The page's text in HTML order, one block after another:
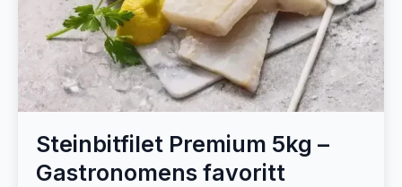
Steinbitfilet Premium 5kg –
Gastronomens favoritt